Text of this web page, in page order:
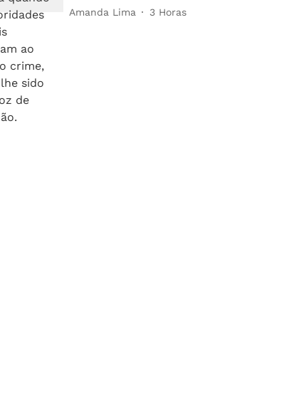
Amanda Lima 3 Horas